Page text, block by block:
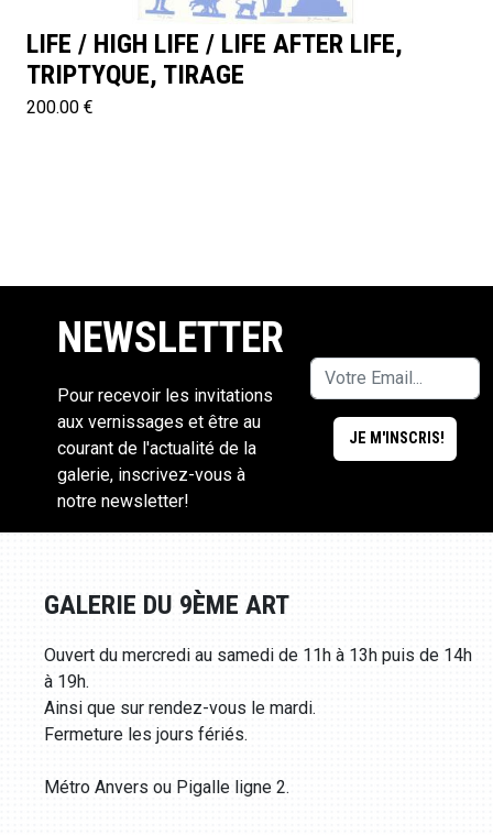
LIFE / HIGH LIFE / LIFE AFTER LIFE,
TRIPTYQUE, TIRAGE
200.00 €
NEWSLETTER
Pour recevoir les invitations
aux vernissages et être au
courant de l'actualité de la
galerie, inscrivez-vous à
notre newsletter!
GALERIE DU 9ÈME ART
Ouvert du mercredi au samedi de 11h à 13h puis de 14h
à 19h.
Ainsi que sur rendez-vous le mardi.
Fermeture les jours fériés.
Métro Anvers ou Pigalle ligne 2.